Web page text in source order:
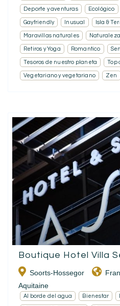
Deporte y aventuras Ecológico
Gayfriendly Inusual Isla &
Maravillas naturales Naturaleza
Retiros y Yoga Romantico
Tesoros de nuestro planeta Top
Vegetariano y vegetariano Zen
Boutique Hotel Villa
Soorts-Hossegor
Aquitaine
Al borde del agua Bienestar